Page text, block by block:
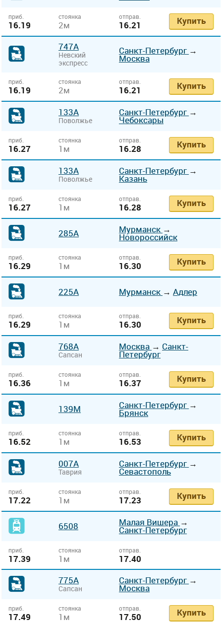
приб.
16.19
стоянка
2м
отправ.
16.21 Купить
747А
Невский
экспресс
Санкт-Петербург →
Москва
приб.
16.19
стоянка
2м
отправ.
16.21 Купить
133А
Поволжье
Санкт-Петербург →
Чебоксары
приб.
16.27
стоянка
1м
отправ.
16.28 Купить
133А
Поволжье
Санкт-Петербург →
Казань
приб.
16.27
стоянка
1м
отправ.
16.28 Купить
285А Мурманск →
Новороссийск
приб.
16.29
стоянка
1м
отправ.
16.30 Купить
225А Мурманск → Адлер
приб.
16.29
стоянка
1м
отправ.
16.30 Купить
768А
Сапсан
Москва → Санкт-
Петербург
приб.
16.36
стоянка
1м
отправ.
16.37 Купить
139М Санкт-Петербург →
Брянск
приб.
16.52
стоянка
1м
отправ.
16.53 Купить
007А
Таврия
Санкт-Петербург →
Севастополь
приб.
17.22
стоянка
1м
отправ.
17.23 Купить
6508 Малая Вишера →
Санкт-Петербург
приб.
17.39
стоянка
1м
отправ.
17.40
775А
Сапсан
Санкт-Петербург →
Москва
приб.
17.49
стоянка
1м
отправ.
17.50 Купить